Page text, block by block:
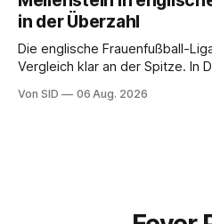
in der Überzahl
Die englische Frauenfußball-
Vergleich klar an der Spitze. In
Von SID 06 Aug. 2026